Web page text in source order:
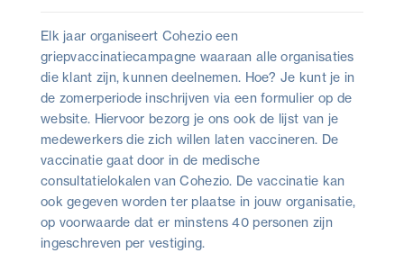
Elk jaar organiseert Cohezio een
griepvaccinatiecampagne waaraan alle organisaties
die klant zijn, kunnen deelnemen. Hoe? Je kunt je in
de zomerperiode inschrijven via een formulier op de
website. Hiervoor bezorg je ons ook de lijst van je
medewerkers die zich willen laten vaccineren. De
vaccinatie gaat door in de medische
consultatielokalen van Cohezio. De vaccinatie kan
ook gegeven worden ter plaatse in jouw organisatie,
op voorwaarde dat er minstens 40 personen zijn
ingeschreven per vestiging.